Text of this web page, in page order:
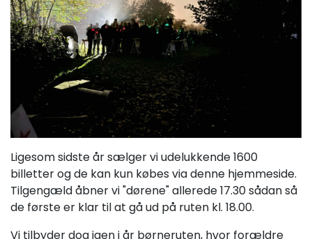
Ligesom sidste år sælger vi udelukkende 1600
billetter og de kan kun købes via denne hjemmeside.
Tilgengæld åbner vi "dørene" allerede 17.30 sådan så
de første er klar til at gå ud på ruten kl. 18.00.
Vi tilbyder dog igen i år børneruten, hvor forældre